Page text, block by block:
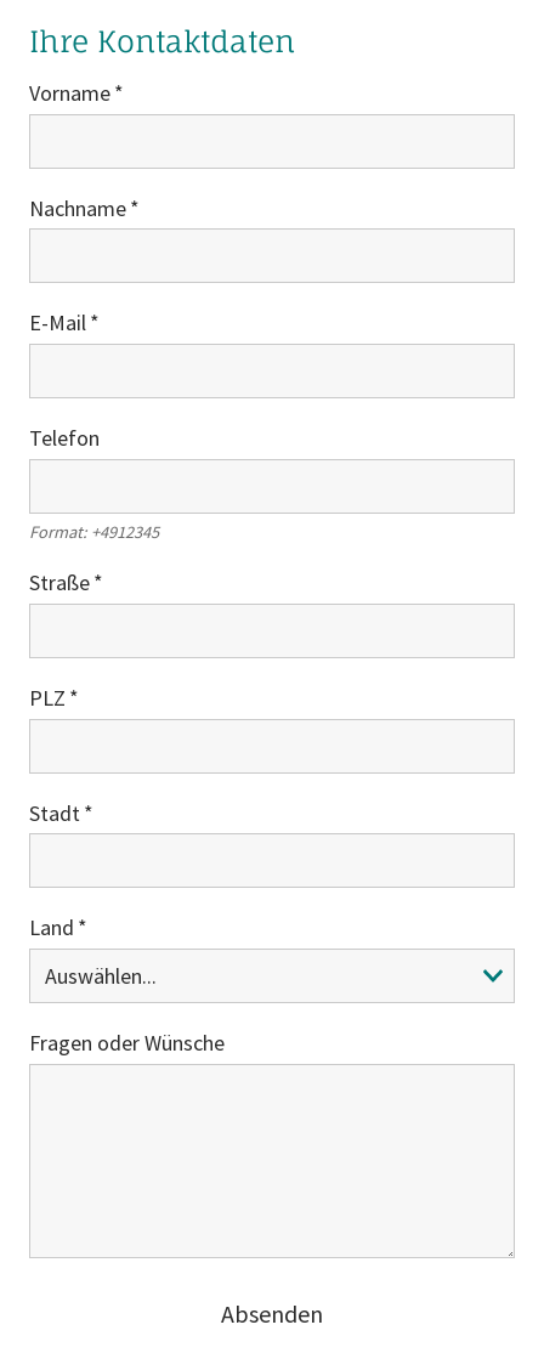
Ihre Kontaktdaten
Vorname
Nachname
E-Mail
Telefon
Format: +4912345
Straße
PLZ
Stadt
Land
Fragen oder Wünsche
Absenden